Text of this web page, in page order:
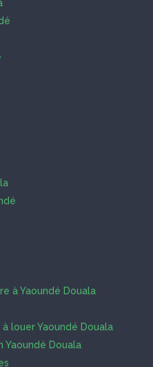
à Yaoundé Douala
louer Yaoundé Douala
Yaoundé Douala